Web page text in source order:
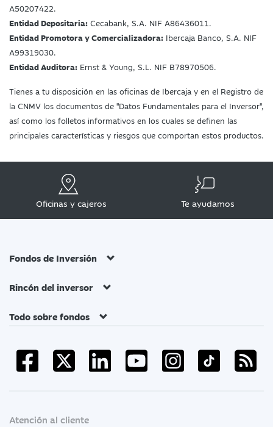
A50207422.
Entidad Depositaria: Cecabank, S.A. NIF A86436011.
Entidad Promotora y Comercializadora: Ibercaja Banco, S.A. NIF
A99319030.
Entidad Auditora: Ernst & Young, S.L. NIF B78970506.
Tienes a tu disposición en las oficinas de Ibercaja y en el Registro de
la CNMV los documentos de "Datos Fundamentales para el Inversor",
así como los folletos informativos en los cuales se definen las
principales características y riesgos que comportan estos productos.
Oficinas y cajeros Te ayudamos
Fondos de Inversión
Rincón del inversor
Todo sobre fondos
Atención al cliente